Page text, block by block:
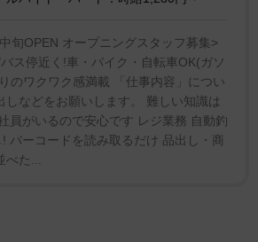
っきりと分かることです。説明がい
子を表します。
旬OPEN オープニングスタッフ募集>
ス停近く!車・バイク・自転車OK(ガソ
のワクワク感満載 「仕事内容」につい
しなどをお願いします。 難しい知識は
員がいるので安心です レジ業務 自動釣
バーコードを読み取るだけ 品出し・商
た...